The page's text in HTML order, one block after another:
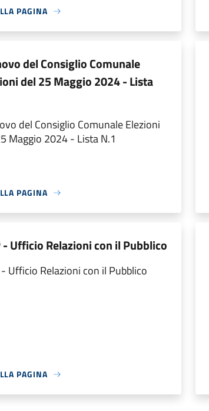
PAGINA
del Consiglio Comunale
del 25 Maggio 2024 - Lista
del Consiglio Comunale Elezioni
Maggio 2024 - Lista N.1
PAGINA
- Ufficio Relazioni con il Pubblico
Ufficio Relazioni con il Pubblico
PAGINA